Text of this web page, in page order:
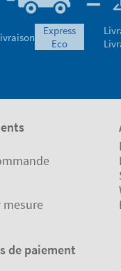
express
eco
mesure
de paiement